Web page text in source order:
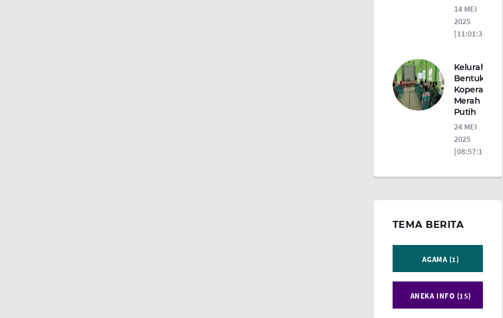
14 MEI
2025
[11:01:35]
Kelurahan
Bentuk
Koperasi
Merah
Putih
24 MEI
2025
[08:57:10]
TEMA BERITA
AGAMA (1)
ANEKA INFO (15)